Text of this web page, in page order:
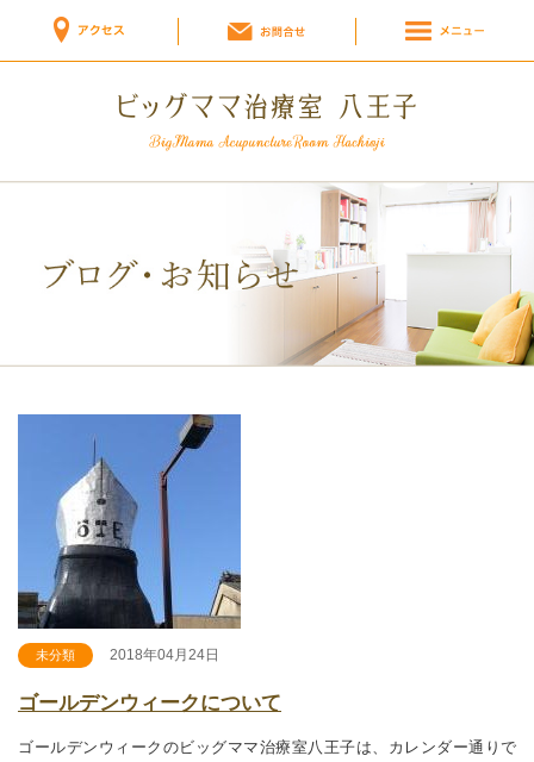
未分類 2018年04月24日
ゴールデンウィークについて
ゴールデンウィークのビッグママ治療室八王子は、カレンダー通りで